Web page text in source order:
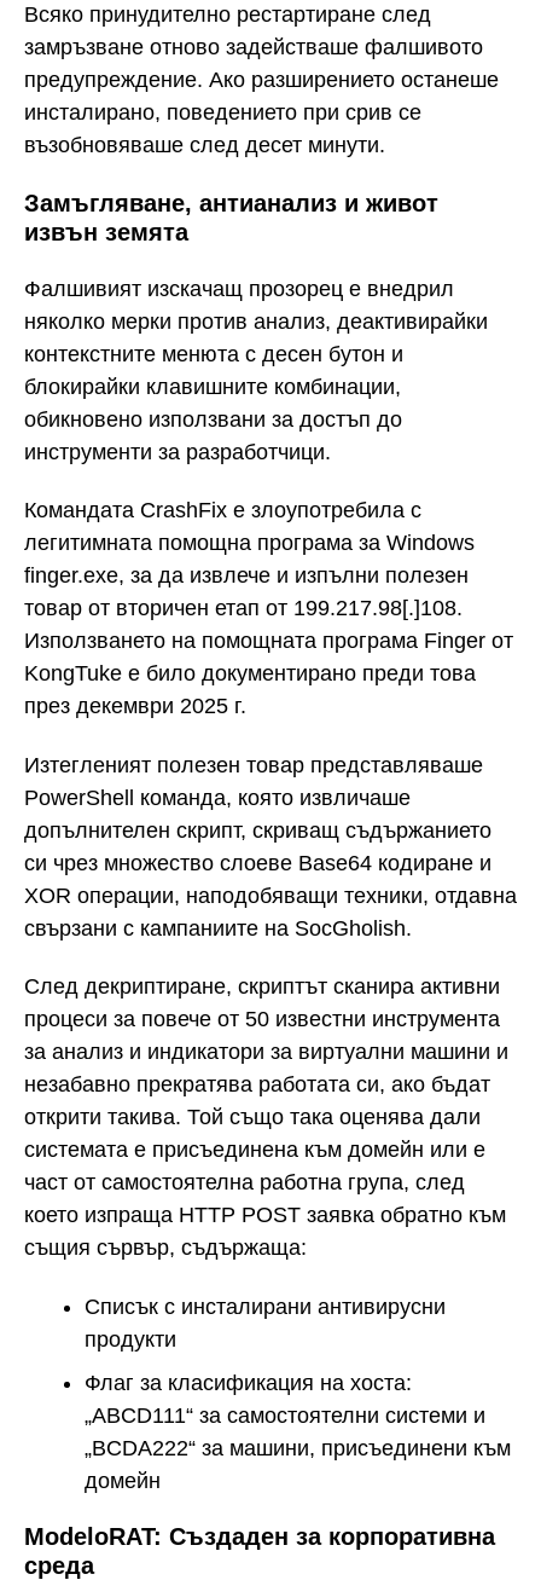
Всяко принудително рестартиране след
замръзване отново задействаше фалшивото
предупреждение. Ако разширението останеше
инсталирано, поведението при срив се
възобновяваше след десет минути.
Замъгляване, антианализ и живот
извън земята
Фалшивият изскачащ прозорец е внедрил
няколко мерки против анализ, деактивирайки
контекстните менюта с десен бутон и
блокирайки клавишните комбинации,
обикновено използвани за достъп до
инструменти за разработчици.
Командата CrashFix е злоупотребила с
легитимната помощна програма за Windows
finger.exe, за да извлече и изпълни полезен
товар от вторичен етап от 199.217.98[.]108.
Използването на помощната програма Finger от
KongTuke е било документирано преди това
през декември 2025 г.
Изтегленият полезен товар представляваше
PowerShell команда, която извличаше
допълнителен скрипт, скриващ съдържанието
си чрез множество слоеве Base64 кодиране и
XOR операции, наподобяващи техники, отдавна
свързани с кампаниите на SocGholish.
След декриптиране, скриптът сканира активни
процеси за повече от 50 известни инструмента
за анализ и индикатори за виртуални машини и
незабавно прекратява работата си, ако бъдат
открити такива. Той също така оценява дали
системата е присъединена към домейн или е
част от самостоятелна работна група, след
което изпраща HTTP POST заявка обратно към
същия сървър, съдържаща:
Списък с инсталирани антивирусни
продукти
Флаг за класификация на хоста:
„ABCD111“ за самостоятелни системи и
„BCDA222“ за машини, присъединени към
домейн
ModeloRAT: Създаден за корпоративна
среда